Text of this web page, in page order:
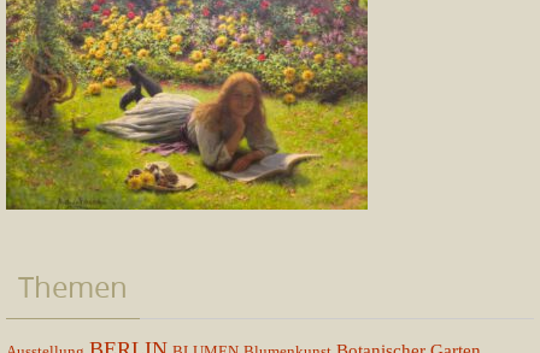
Themen